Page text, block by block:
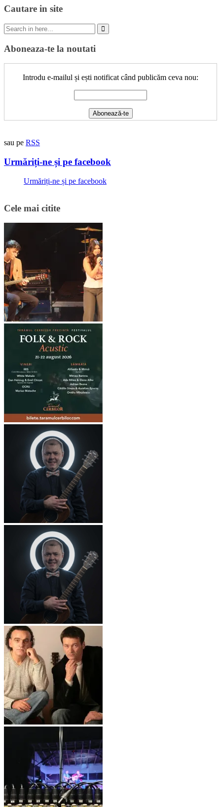
Cautare in site
Search
for:
Aboneaza-te la noutati
Introdu e-mailul și ești notificat când publicăm ceva nou:
sau pe RSS
Urmăriți-ne și pe facebook
Urmăriți-ne și pe facebook
Cele mai citite